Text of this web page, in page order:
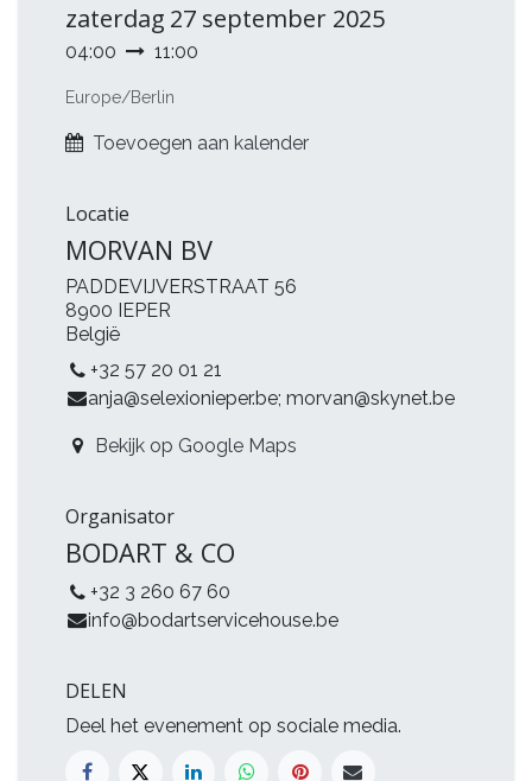
zaterdag 27 september 2025
04:00 11:00
Europe/Berlin
Toevoegen aan kalender
Locatie
MORVAN BV
PADDEVIJVERSTRAAT 56
8900 IEPER
België
+32 57 20 01 21
anja@selexionieper.be;morvan@skynet.be
Bekijk op Google Maps
Organisator
BODART & CO
+32 3 260 67 60
info@bodartservicehouse.be
DELEN
Deel het evenement op sociale media.